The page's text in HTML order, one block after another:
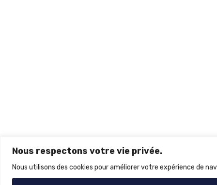
Nous respectons votre vie privée.
Nous utilisons des cookies pour améliorer votre expérience de